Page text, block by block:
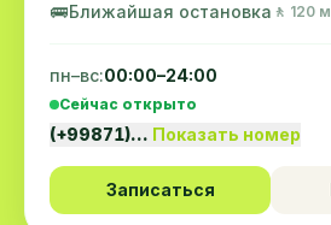
🚌Ближайшая остановка 🚶 120 м
пн–вс:00:00–24:00
Сейчас открыто
(+99871)… Показать номер
Записаться